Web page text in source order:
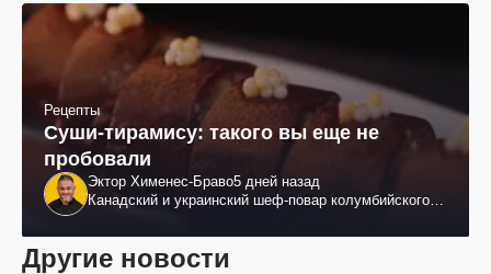
Рецепты
Суши-тирамису: такого вы еще не
пробовали
Эктор Хименес-Браво5 дней назад
Канадский и украинский шеф-повар колумбийского
Другие новости